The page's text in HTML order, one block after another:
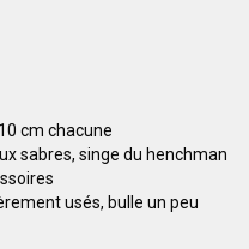
cm chacune
sabres, singe du henchman
usés, bulle un peu